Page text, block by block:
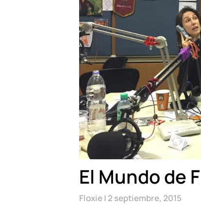
El Mundo de
Floxie 2 septiembre, 2015